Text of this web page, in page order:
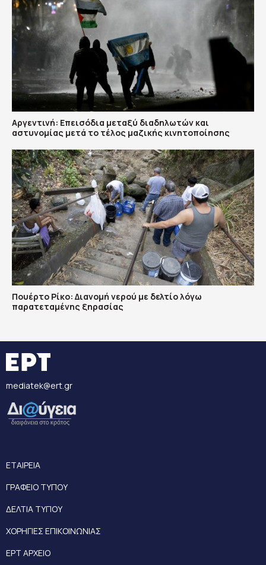
Αργεντινή: Επεισόδια μεταξύ διαδηλωτών και
αστυνομίας μετά το τέλος μαζικής κινητοποίησης
Πουέρτο Ρίκο: Διανομή νερού με δελτίο λόγω
παρατεταμένης ξηρασίας
mediatek@ert.gr
ΕΤΑΙΡΕΙΑ
ΓΡΑΦΕΙΟ ΤΥΠΟΥ
ΔΕΛΤΙΑ ΤΥΠΟΥ
ΧΟΡΗΓΙΕΣ ΕΠΙΚΟΙΝΩΝΙΑΣ
ΕΡΤ ΑΡΧΕΙΟ